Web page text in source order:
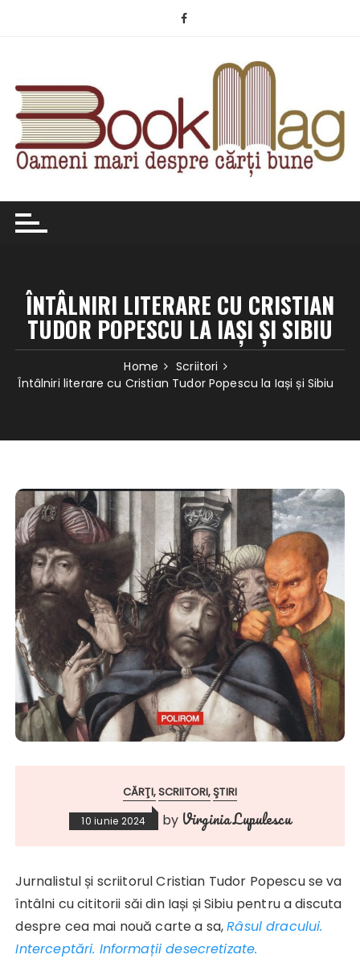
ÎNTÂLNIRI LITERARE CU CRISTIAN
TUDOR POPESCU LA IAȘI ȘI SIBIU
Home
Scriitori
Întâlniri literare cu Cristian Tudor Popescu la Iași și Sibiu
CĂRŢI SCRIITORI ŞTIRI
10 iunie 2024 by Virginia Lupulescu
Jurnalistul și scriitorul Cristian Tudor Popescu se va
întâlni cu cititorii săi din Iași și Sibiu pentru a discuta
despre cea mai nouă carte a sa,Râsul dracului.
Interceptări. Informații desecretizate.